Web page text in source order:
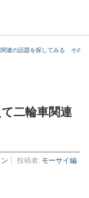
連の話題を探してみる その1
二輪車関連
投稿者: モーサイ編